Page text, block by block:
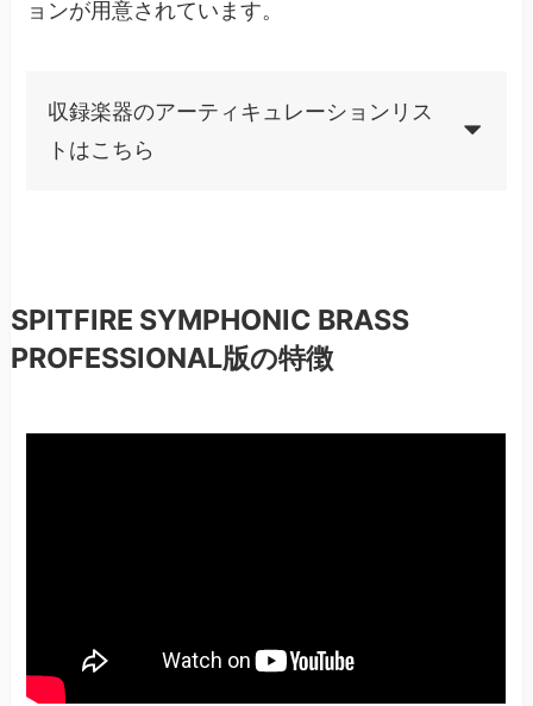
ョンが用意されています。
収録楽器のアーティキュレーションリス
トはこちら
SPITFIRE SYMPHONIC BRASS
PROFESSIONAL版の特徴